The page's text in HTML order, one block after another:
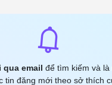
email để tìm kiếm và
tin đăng mới theo sở thích